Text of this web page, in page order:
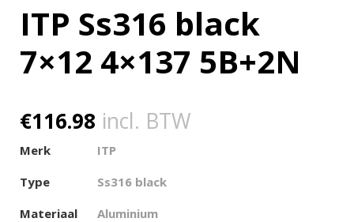
ITP Ss316 black
7×12 4×137 5B+2N
€116.98 incl. BTW
Merk
ITP
Type
Ss316 black
Materiaal
Aluminium